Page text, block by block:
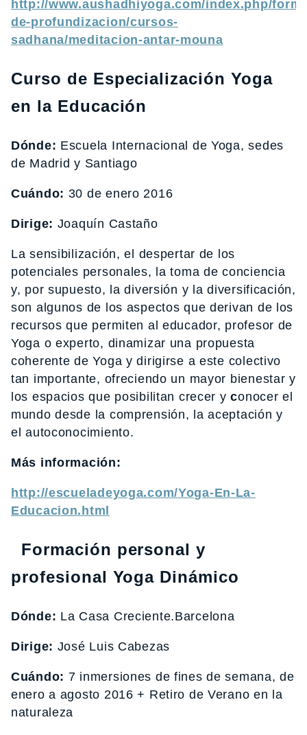
http://www.aushadhiyoga.com/index.php/
de-profundizacion/cursos-
sadhana/meditacion-antar-mouna
Curso de Especialización Yoga
en la Educación
Dónde: Escuela Internacional de Yoga, sedes
de Madrid y Santiago
Cuándo: 30 de enero 2016
Dirige: Joaquín Castaño
La sensibilización, el despertar de los
potenciales personales, la toma de conciencia
y, por supuesto, la diversión y la diversificación,
son algunos de los aspectos que derivan de los
recursos que permiten al educador, profesor de
Yoga o experto, dinamizar una propuesta
coherente de Yoga y dirigirse a este colectivo
tan importante, ofreciendo un mayor bienestar y
los espacios que posibilitan crecer yconocer el
mundo desde la comprensión, la aceptación y
el autoconocimiento.
Más información:
http://escueladeyoga.com/Yoga-En-La-
Educacion.html
Formación personal y
profesional Yoga Dinámico
Dónde: La Casa Creciente.Barcelona
Dirige: José Luis Cabezas
Cuándo: 7 inmersiones de fines de semana, de
enero a agosto 2016 + Retiro de Verano en la
naturaleza